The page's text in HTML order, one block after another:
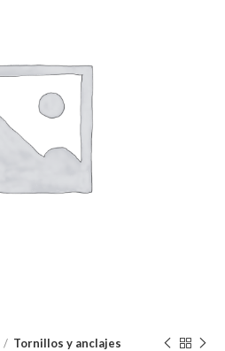
Tornillos y anclajes